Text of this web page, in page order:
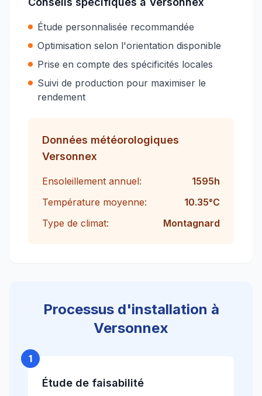
Étude personnalisée recommandée
Optimisation selon l'orientation disponible
Prise en compte des spécificités locales
Suivi de production pour maximiser le
rendement
Données météorologiques
Versonnex
Ensoleillement annuel: 1595h
Température moyenne:
10.35°C
Type de climat:
Montagnard
Processus d'installation à
Versonnex
1
Étude de faisabilité